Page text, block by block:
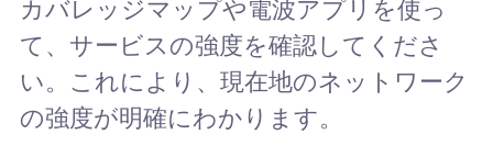
カバレッジマップや電波アプリを使っ
て、サービスの強度を確認してくださ
い。これにより、現在地のネットワーク
の強度が明確にわかります。